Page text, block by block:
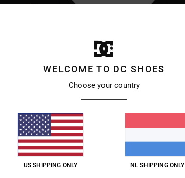
WELCOME TO DC SHOES
Choose your country
US SHIPPING ONLY NL SHIPPING ONLY